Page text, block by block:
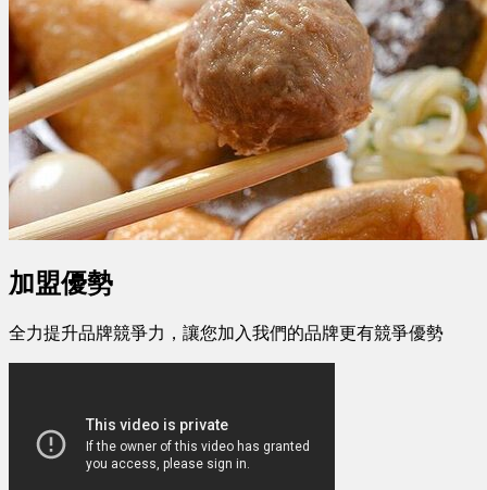
加盟優勢
全力提升品牌競爭力，讓您加入我們的品牌更有競爭優勢